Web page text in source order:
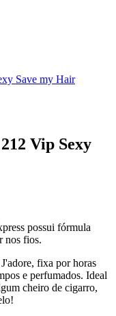
Save my Hair
Vip Sexy
possui fórmula
nos fios.
fixa por horas
e perfumados. Ideal
cheiro de cigarro,